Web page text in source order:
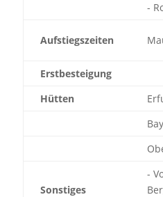
-
Aufstiegszeiten
Erstbesteigung
Hütten
Sonstiges
-